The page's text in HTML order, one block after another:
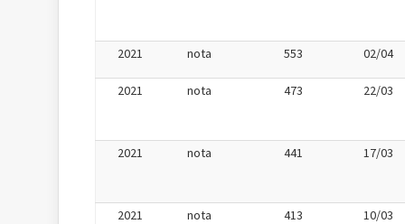
2021 nota 553 02/04
2021 nota 473 22/03
2021 nota 441 17/03
2021 nota 413 10/03